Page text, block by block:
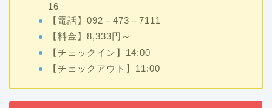
16
【電話】092－473－7111
【料金】8,333円～
【チェックイン】14:00
【チェックアウト】11:00